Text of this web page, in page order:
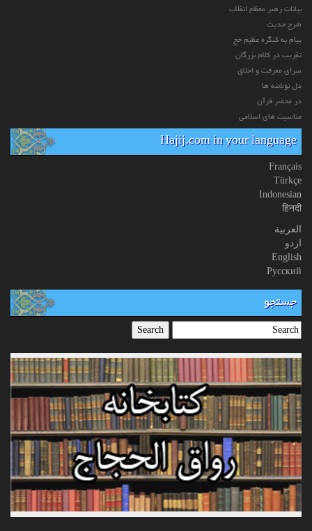
بیانات رهبر معظم انقلاب
شرح حدیث
پیام به کنگره عظیم حج
تقریب در کلام بزرگان
سرای معرفت و اخلاق
دل نوشته ها
در محضر قرآن
مناسبت های اسلامی
Hajij.com in your language
Français
Türkçe
Indonesian
हिनदी
العربیة
اردو
English
Русский
جستجو